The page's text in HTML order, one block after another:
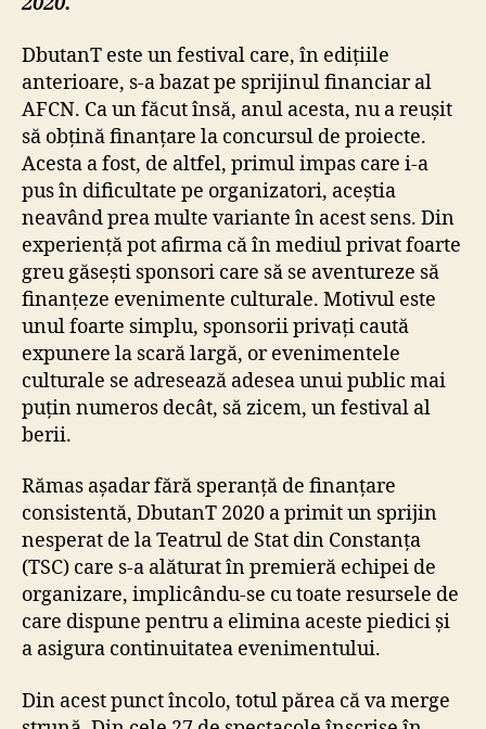
DbutanT este un festival care, în edițiile
anterioare, s-a bazat pe sprijinul financiar al
AFCN. Ca un făcut însă, anul acesta, nu a reușit
să obțină finanțare la concursul de proiecte.
Acesta a fost, de altfel, primul impas care i-a
pus în dificultate pe organizatori, aceștia
neavând prea multe variante în acest sens. Din
experiență pot afirma că în mediul privat foarte
greu găsești sponsori care să se aventureze să
finanțeze evenimente culturale. Motivul este
unul foarte simplu, sponsorii privați caută
expunere la scară largă, or evenimentele
culturale se adresează adesea unui public mai
puțin numeros decât, să zicem, un festival al
berii.
Rămas așadar fără speranță de finanțare
consistentă, DbutanT 2020 a primit un sprijin
nesperat de la Teatrul de Stat din Constanța
(TSC) care s-a alăturat în premieră echipei de
organizare, implicându-se cu toate resursele de
care dispune pentru a elimina aceste piedici și
a asigura continuitatea evenimentului.
Din acest punct încolo, totul părea că va merge